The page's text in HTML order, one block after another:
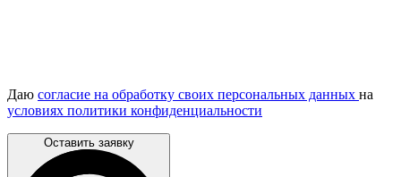
Даю согласие на обработку своих персональных данных на
условиях политики конфиденциальности
Оставить заявку